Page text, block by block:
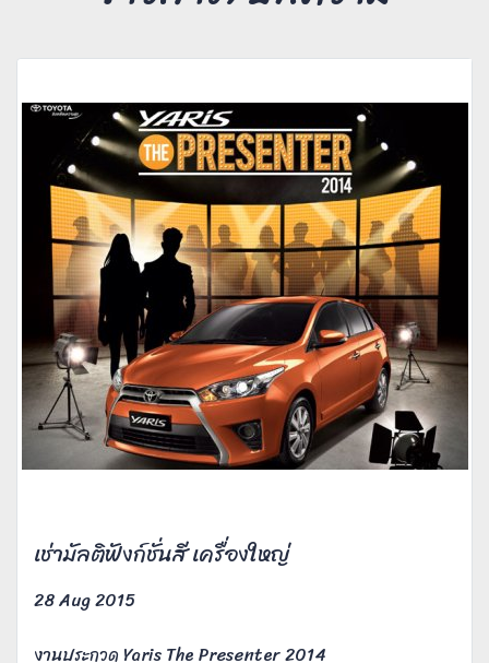
เช่ามัลติฟังก์ชั่นสี เครื่องใหญ่
28 Aug 2015
งานประกวด Yaris The Presenter 2014